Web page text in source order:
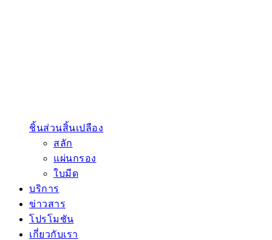
ชิ้นส่วนสิ้นเปลือง
สลัก
แผ่นกรอง
ใบมีด
บริการ
ข่าวสาร
โปรโมชัน
เกี่ยวกับเรา